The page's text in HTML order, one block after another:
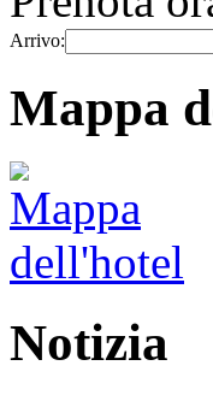
Arrivo:
Mappa
Notizia